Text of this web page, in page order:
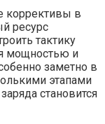
коррективы в
ресурс
тактику
мощностью и
заметно в
этапами
становится